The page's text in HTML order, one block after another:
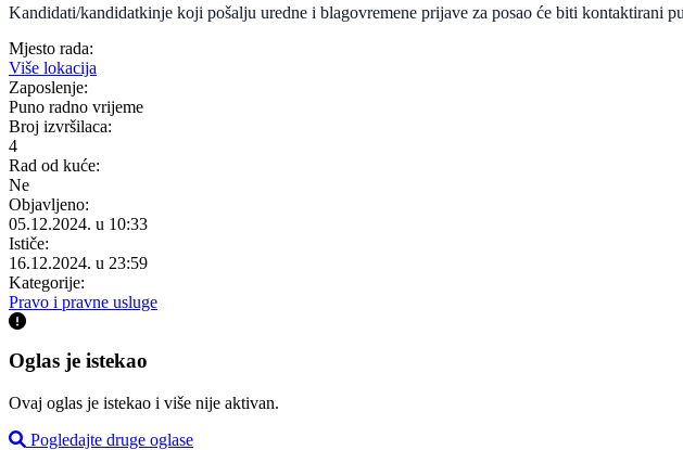
Kandidati/kandidatkinje koji pošalju uredne i blagovremene prijave za posao će biti kontaktirani
Mjesto rada:
Više lokacija
Zaposlenje:
Puno radno vrijeme
Broj izvršilaca:
4
Rad od kuće:
Ne
Objavljeno:
05.12.2024. u 10:33
Ističe:
16.12.2024. u 23:59
Kategorije:
Pravo i pravne usluge
Oglas je istekao
Ovaj oglas je istekao i više nije aktivan.
Pogledajte druge oglase